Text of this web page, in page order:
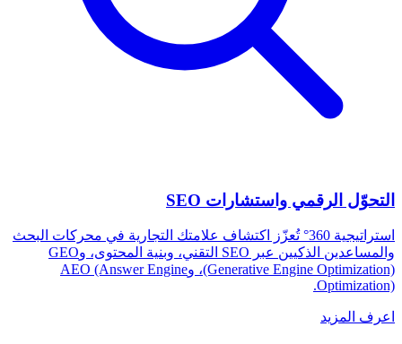
التحوّل الرقمي واستشارات SEO
استراتيجية 360° تُعزّز اكتشاف علامتك التجارية في محركات البحث
والمساعدين الذكيين عبر SEO التقني، وبنية المحتوى، وGEO
(Generative Engine Optimization)، وAEO (Answer Engine
Optimization).
اعرف المزيد